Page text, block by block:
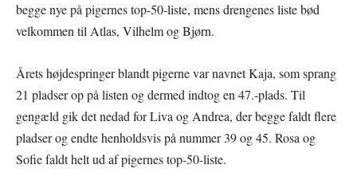
begge nye på pigernes top-50-liste, mens drengenes liste bød
velkommen til Atlas, Vilhelm og Bjørn.
Årets højdespringer blandt pigerne var navnet Kaja, som sprang
21 pladser op på listen og dermed indtog en 47.-plads. Til
gengæld gik det nedad for Liva og Andrea, der begge faldt flere
pladser og endte henholdsvis på nummer 39 og 45. Rosa og
Sofie faldt helt ud af pigernes top-50-liste.